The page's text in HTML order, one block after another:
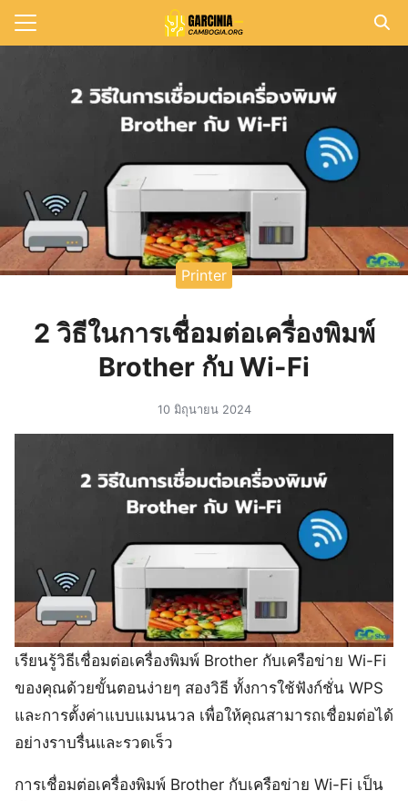
Skip
งหมด
เรา
Printer
2 วิธีในการเชื่อมต่อเครื่องพิมพ์
Brother กับ Wi-Fi
10 มิถุนายน 2024
เรียนรู้วิธีเชื่อมต่อเครื่องพิมพ์ Brother กับเครือข่าย Wi-Fi
ของคุณด้วยขั้นตอนง่ายๆ สองวิธี ทั้งการใช้ฟังก์ชั่น WPS
และการตั้งค่าแบบแมนนวล เพื่อให้คุณสามารถเชื่อมต่อได้
อย่างราบรื่นและรวดเร็ว
การเชื่อมต่อเครื่องพิมพ์ Brother กับเครือข่าย Wi-Fi เป็น